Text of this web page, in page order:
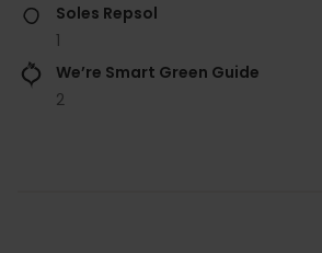
Soles Repsol
1
We’re Smart Green Guide
2